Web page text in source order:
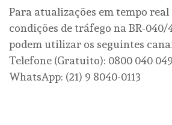
Para atualizações em tempo real
condições de tráfego na BR-040/
podem utilizar os seguintes
Telefone (Gratuito): 0800 040
WhatsApp: (21) 9 8040-0113